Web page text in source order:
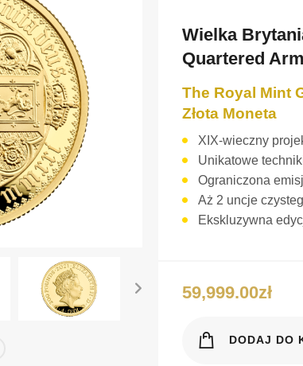
Wielka
Quartered
The Royal Mint
Złota Moneta
XIX-wieczny
Unikatowe
Ograniczona
Aż 2 uncje
Ekskluzywna
59,999.00zł
DODAJ DO